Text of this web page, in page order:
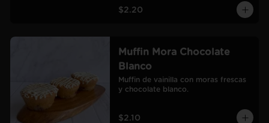
$2.20
Muffin Mora Chocolate
Blanco
Muffin de vainilla con moras frescas
y chocolate blanco.
$2.10